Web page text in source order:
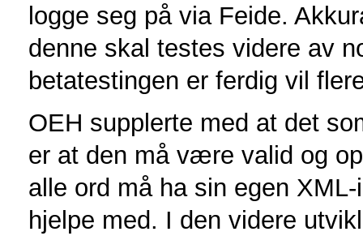
logge seg på via Feide.
denne skal testes videre av
betatestingen er ferdig vil
OEH supplerte med at det
er at den må være valid og
alle ord må ha sin egen
hjelpe med. I den videre